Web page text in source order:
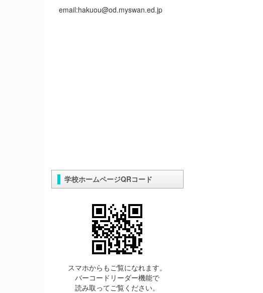
email:hakuou@od.myswan.ed.jp
学校ホームページQRコード
スマホからもご覧になれます。
バーコードリーダー機能で
読み取ってご覧ください。